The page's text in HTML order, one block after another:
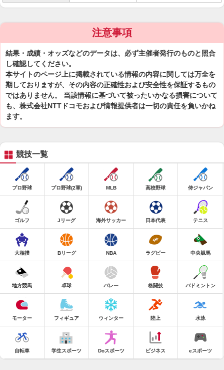
注意事項
結果・成績・オッズなどのデータは、必ず主催者発行のものと照合
し確認してください。
本サイトのページ上に掲載されている情報の内容に関しては万全を
期しておりますが、その内容の正確性および安全性を保証するもの
ではありません。 当該情報に基づいて被ったいかなる損害について
も、株式会社NTTドコモおよび情報提供者は一切の責任を負いかね
ます。
競技一覧
プロ野球 プロ野球(2軍) MLB 高校野球 侍ジャパン
ゴルフ Jリーグ 海外サッカー 日本代表 テニス
大相撲 Bリーグ NBA ラグビー 中央競馬
地方競馬 卓球 バレー 格闘技 バドミントン
モーター フィギュア ウィンター 陸上 水泳
自転車 学生スポーツ Doスポーツ ビジネス eスポーツ